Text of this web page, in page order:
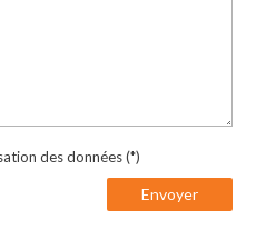
des données (*)
Envoyer